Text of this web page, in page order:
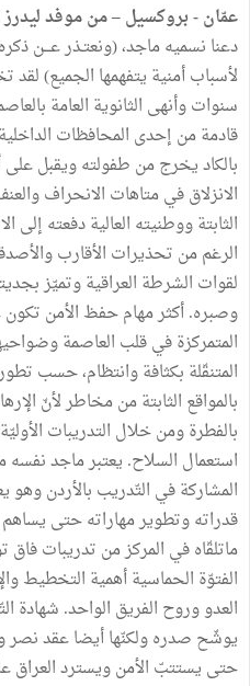
عمّان - بروكسيل – من موفد
دعنا نسميه ماجد، (ونعتـذر عـــن
لأسباب أمنية يتفهمها الجميع)
سنوات وأنهى الثانوية العامة
قادمة من إحدى المحافظات
بالكاد يخرج من طفولته ويقبل
الانزلاق في متاهات الانحراف
الثابتة ووطنيته العالية دفعته
الرغم من تحذيرات الأقارب
لقوات الشرطة العراقية وتميّز
وصبره. أكثر مهام حفظ الأمن تكون
المتمركزة في قلب العاصمة
المتنقّلة بكثافة وانتظام، حسب
بالمواقع الثابتة من مخاطر لأنّ
بالفطرة ومن خلال التدريبات
استعمال السلاح. يعتبر ماجد
المشاركة في التّدريب بالأردن وهو
قدراته وتطوير مهاراته حتى
ماتلقّاه في المركز من تدريبات فاق
الفتوّة الحماسية أهمية التخطيط
العدو وروح الفريق الواحد. شهادة
يوشّح صدره ولكنّها أيضا عقد نصر
حتى يستتبّ الأمن ويسترد العراق